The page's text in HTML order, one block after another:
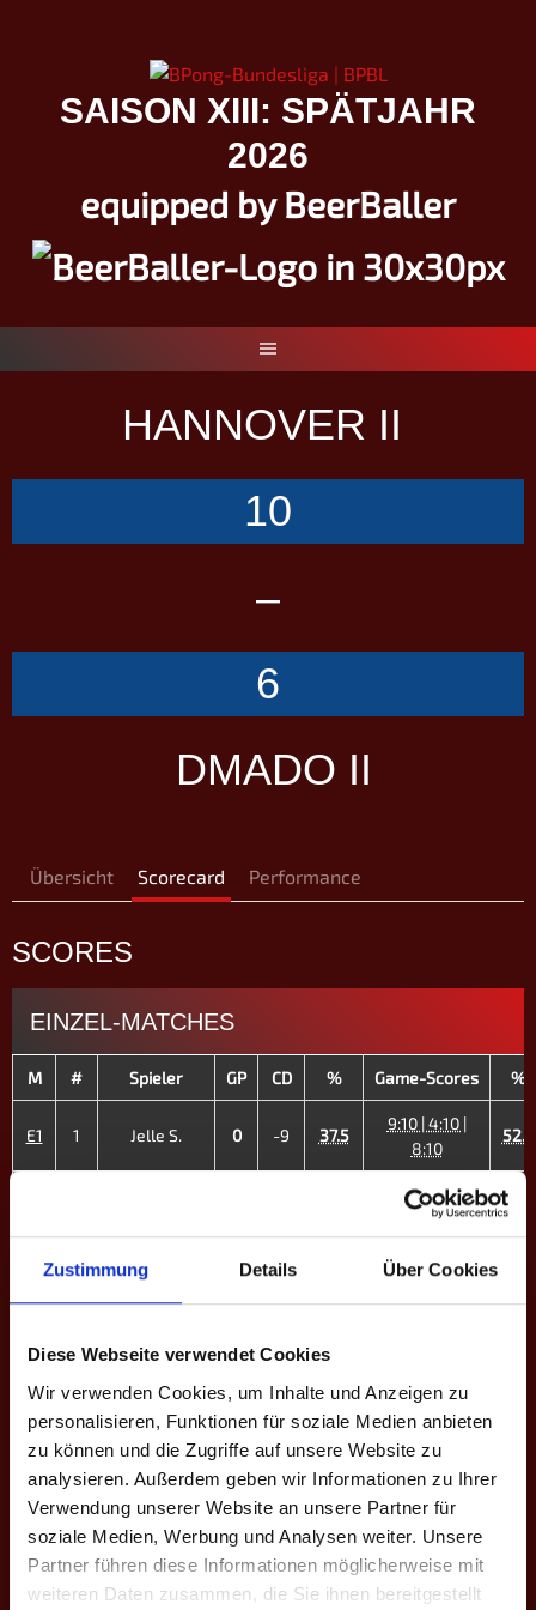
Zustimmung Details Über Cookies
Diese Webseite verwendet Cookies
Wir verwenden Cookies, um Inhalte und Anzeigen zu
personalisieren, Funktionen für soziale Medien anbieten
zu können und die Zugriffe auf unsere Website zu
analysieren. Außerdem geben wir Informationen zu Ihrer
Verwendung unserer Website an unsere Partner für
soziale Medien, Werbung und Analysen weiter. Unsere
Partner führen diese Informationen möglicherweise mit
weiteren Daten zusammen, die Sie ihnen bereitgestellt
SAISON XIII: SPÄTJAHR
2026
equipped by BeerBaller
HANNOVER II
10
–
6
DMADO II
Übersicht Scorecard Performance
SCORES
EINZEL-MATCHES
M # Spieler GP CD % Game-Scores %
E1 1 Jelle S. 0 -9 37.5
9:10 | 4:10 |
8:10
52.6
10:9 | 7:10 |
4:10 | 8:10
52.0
E3 4 Malte Hauer 3 +5
10:9 | 10:8 |
E4 6 Hung Doan 3 +6 40.0
E5 8 Nils O. 2 -1 40.7
8:10 | 10:9 |
9:10 | 10:6 |
7:10
E6 9 Philipp H. 3 +5 38.0
10:9 | 10:8 |
10:8
E7 13 Jannike V. ♀ 3 +7 38.8
9:10 | 7:10 |
10:4 | 16:14 |